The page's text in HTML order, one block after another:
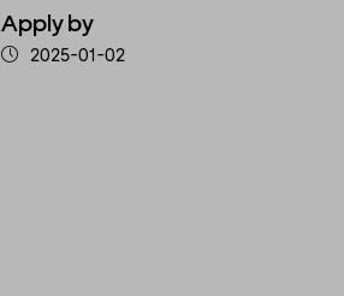
Apply by
2025-01-02